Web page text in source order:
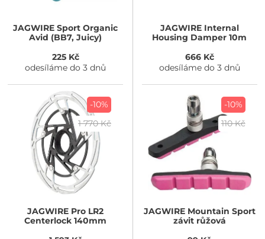
JAGWIRE Sport Organic
Avid (BB7, Juicy)
225 Kč
odesíláme do 3 dnů
JAGWIREInternal
Housing Damper 10m
666 Kč
odesíláme do 3 dnů
-10%
1 770 Kč
JAGWIRE Pro LR2
Centerlock 140mm
-10%
110 Kč
JAGWIREMountain Sport
závit růžová